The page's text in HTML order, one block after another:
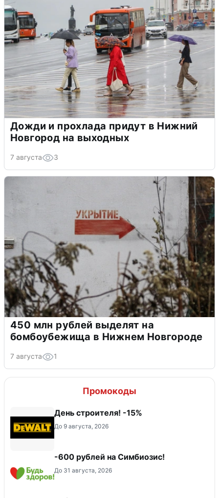
Дожди и прохлада придут в Нижний
Новгород на выходных
7 августа 3
450 млн рублей выделят на
бомбоубежища в Нижнем Новгороде
7 августа 1
Промокоды
День строителя! -15%
До 9 августа, 2026
-600 рублей на Симбиозис!
До 31 августа, 2026